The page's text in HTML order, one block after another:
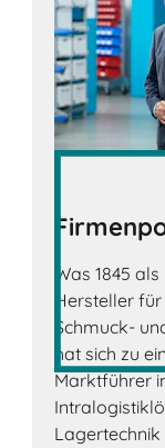
Was 1845
Hersteller
Schmuck-
hat sich zu
Marktführer
Lagertechnik